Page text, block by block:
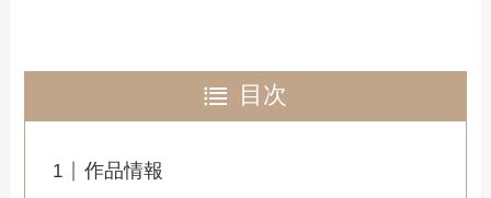
目次
作品情報